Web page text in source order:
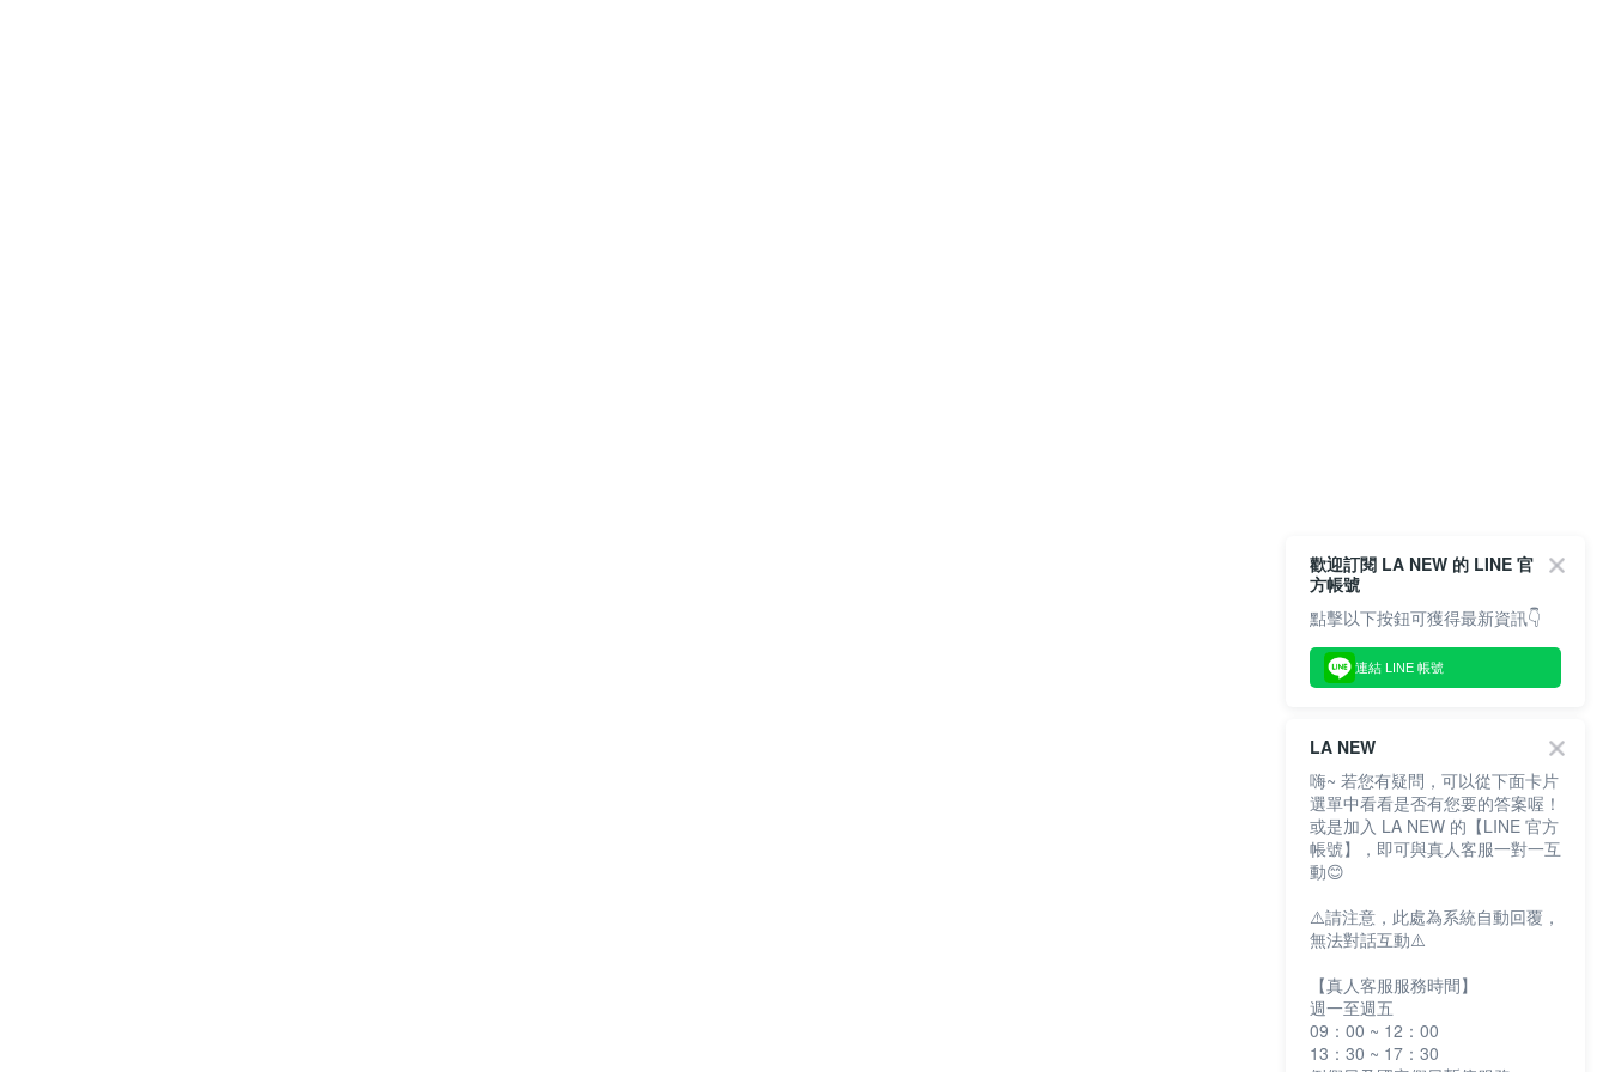
歡迎訂閱 LA NEW 的 LINE 官
方帳號
點擊以下按鈕可獲得最新資訊👇
連結 LINE 帳號
LA NEW
嗨~ 若您有疑問，可以從下面卡片
選單中看看是否有您要的答案喔！
或是加入 LA NEW 的【LINE 官方
帳號】，即可與真人客服一對一互
動😊
⚠️請注意，此處為系統自動回覆，
無法對話互動⚠️
【真人客服服務時間】
週一至週五
09：00 ~ 12：00
13：30 ~ 17：30